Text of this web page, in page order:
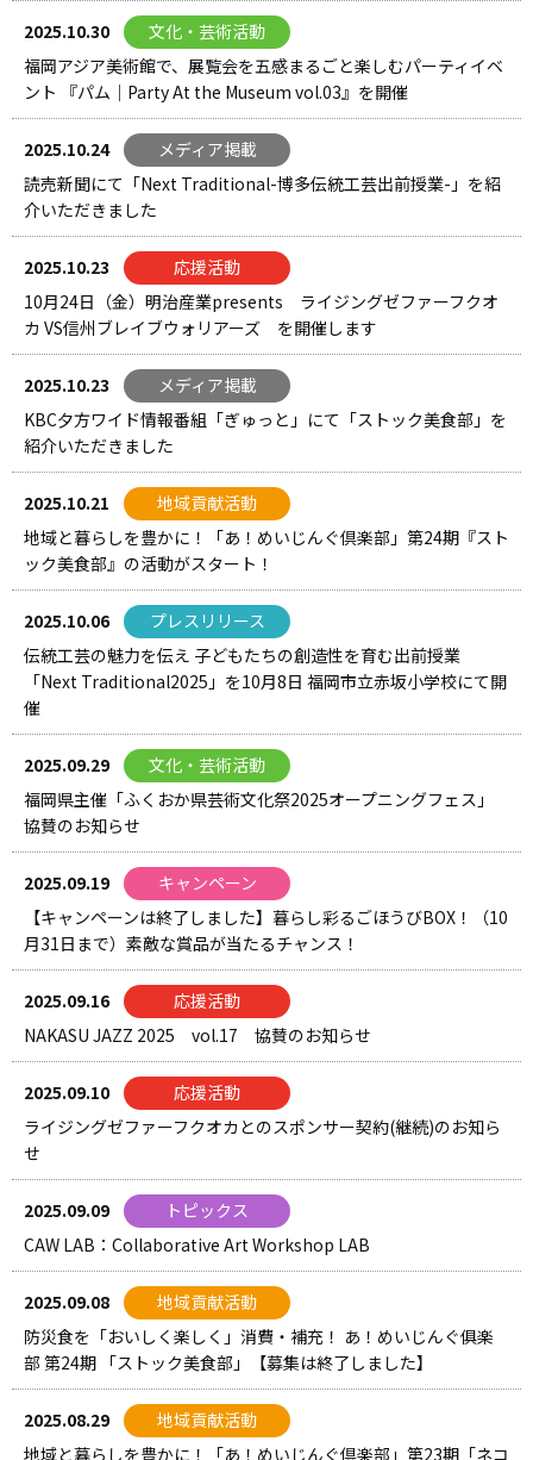
2025.10.30
文化・芸術活動
福岡アジア美術館で、展覧会を五感まるごと楽しむパーティイベ
ント 『パム｜Party At the Museum vol.03』を開催
2025.10.24
メディア掲載
読売新聞にて「Next Traditional-博多伝統工芸出前授業-」を紹
介いただきました
2025.10.23
応援活動
10月24日（金）明治産業presents ライジングゼファーフクオ
カ VS信州ブレイブウォリアーズ を開催します
2025.10.23
メディア掲載
KBC夕方ワイド情報番組「ぎゅっと」にて「ストック美食部」を
紹介いただきました
2025.10.21
地域貢献活動
地域と暮らしを豊かに！「あ！めいじんぐ倶楽部」第24期『スト
ック美食部』の活動がスタート！
2025.10.06
プレスリリース
伝統工芸の魅力を伝え 子どもたちの創造性を育む出前授業
「Next Traditional2025」を10月8日 福岡市立赤坂小学校にて開
催
2025.09.29
文化・芸術活動
福岡県主催「ふくおか県芸術文化祭2025オープニングフェス」
協賛のお知らせ
2025.09.19
キャンペーン
【キャンペーンは終了しました】暮らし彩るごほうびBOX！（10
月31日まで）素敵な賞品が当たるチャンス！
2025.09.16
応援活動
NAKASU JAZZ 2025 vol.17 協賛のお知らせ
2025.09.10
応援活動
ライジングゼファーフクオカとのスポンサー契約(継続)のお知ら
せ
2025.09.09
トピックス
CAW LAB：Collaborative Art Workshop LAB
2025.09.08
地域貢献活動
防災食を「おいしく楽しく」消費・補充！ あ！めいじんぐ俱楽
部 第24期 「ストック美食部」【募集は終了しました】
2025.08.29
地域貢献活動
地域と暮らしを豊かに！「あ！めいじんぐ倶楽部」第23期「ネコ